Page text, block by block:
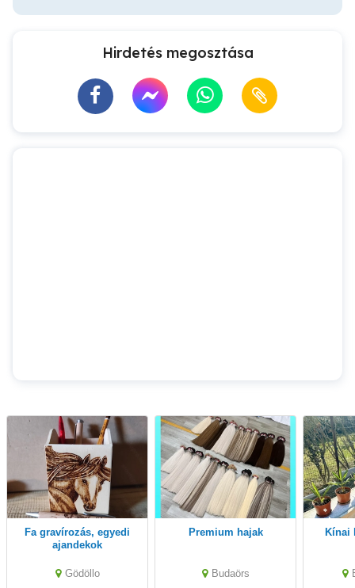
Hirdetés megosztása
Fa gravírozás, egyedi
ajandekok
Gödöllo
Premium hajak
Budaörs